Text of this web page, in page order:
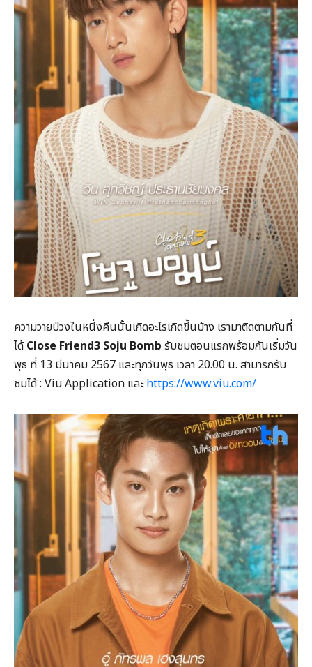
ความวายป่วงในหนึ่งคืนนั้นเกิดอะไรเกิดขึ้นบ้าง เรามาติดตามกันที่
ได้Close Friend3 Soju Bomb รับชมตอนแรกพร้อมกันเริ่มวัน
พุธ ที่ 13 มีนาคม 2567 และทุกวันพุธ เวลา 20.00 น. สามารถรับ
ชมได้ : Viu Application และhttps://www.viu.com/